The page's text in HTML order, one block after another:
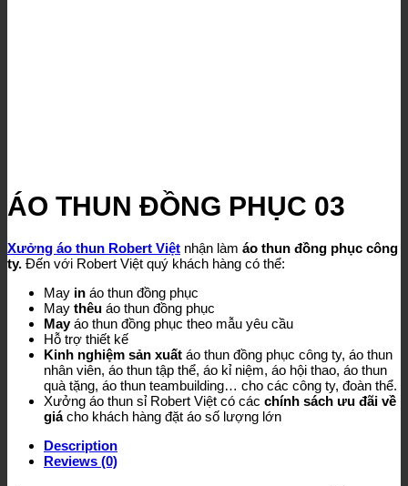
ÁO THUN ĐỒNG PHỤC 03
Xưởng áo thun Robert Việt nhận làm áo thun đồng phục công
ty. Đến với Robert Việt quý khách hàng có thể:
May in áo thun đồng phục
May thêu áo thun đồng phục
Mayáo thun đồng phục theo mẫu yêu cầu
Hỗ trợ thiết kế
Kinh nghiệm sản xuất áo thun đồng phục công ty, áo thun
nhân viên, áo thun tập thể, áo kỉ niệm, áo hội thao, áo thun
quà tặng, áo thun teambuilding… cho các công ty, đoàn thể.
Xưởng áo thun sỉ Robert Việt có các chính sách ưu đãi về
giácho khách hàng đặt áo số lượng lớn
Description
Reviews (0)